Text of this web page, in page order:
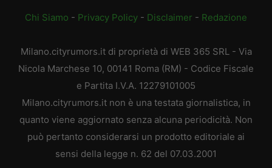
Chi Siamo - Privacy Policy - Disclaimer - Redazione
Milano.cityrumors.it di proprietà di WEB 365 SRL - Via
Nicola Marchese 10, 00141 Roma (RM) - Codice Fiscale
e Partita I.V.A. 12279101005
Milano.cityrumors.it non è una testata giornalistica, in
quanto viene aggiornato senza alcuna periodicità. Non
può pertanto considerarsi un prodotto editoriale ai
sensi della legge n. 62 del 07.03.2001